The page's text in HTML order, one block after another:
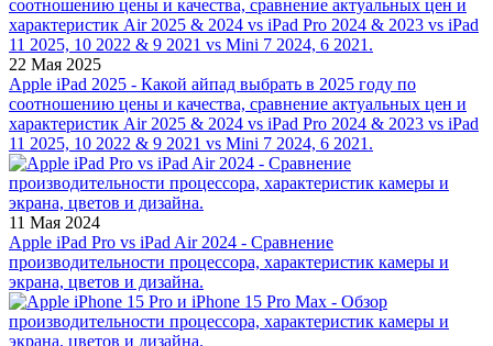
22 Мая 2025
Apple iPad 2025 - Какой айпад выбрать в 2025 году по
соотношению цены и качества, сравнение актуальных цен и
характеристик Air 2025 & 2024 vs iPad Pro 2024 & 2023 vs iPad
11 2025, 10 2022 & 9 2021 vs Mini 7 2024, 6 2021.
11 Мая 2024
Apple iPad Pro vs iPad Air 2024 - Сравнение
производительности процессора, характеристик камеры и
экрана, цветов и дизайна.